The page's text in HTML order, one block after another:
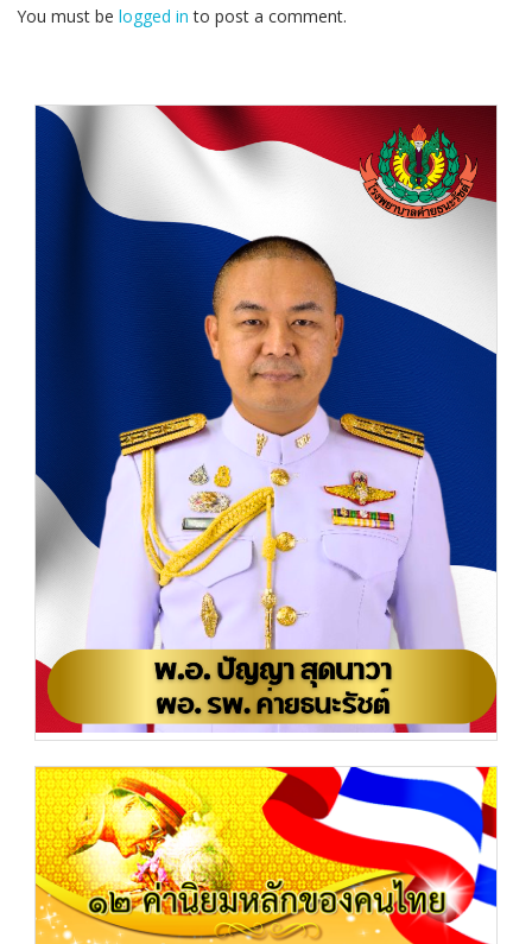
You must be logged in to post a comment.